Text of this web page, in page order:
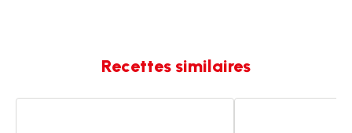
Recettes similaires